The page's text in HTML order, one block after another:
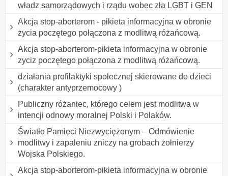
władz samorządowych i rządu wobec zła LGBT i GEN
Akcja stop-aborterom - pikieta informacyjna w obronie
życia poczętego połączona z modlitwą różańcową.
Akcja stop-aborterom-pikieta informacyjna w obronie
zyciz poczętego połączona z modlitwą różańcową.
działania profilaktyki społecznej skierowane do dzieci
(charakter antyprzemocowy )
Publiczny różaniec, którego celem jest modlitwa w
intencji odnowy moralnej Polski i Polaków.
Światło Pamięci Niezwyciężonym – Odmówienie
modlitwy i zapaleniu zniczy na grobach żołnierzy
Wojska Polskiego.
Akcja stop-aborterom-pikieta informacyjna w obronie